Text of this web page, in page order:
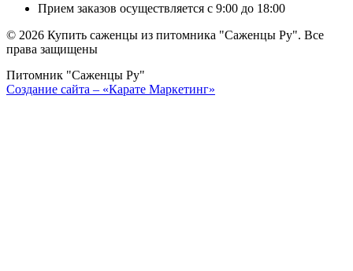
Прием заказов осуществляется с 9:00 до 18:00
© 2026 Купить саженцы из питомника "Саженцы Ру". Все
права защищены
Питомник "Саженцы Ру"
Создание сайта – «Карате Маркетинг»